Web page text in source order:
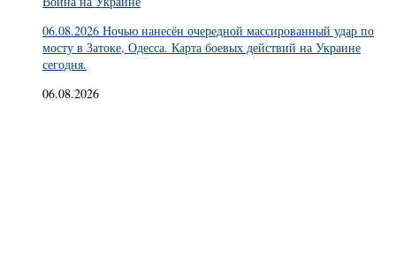
06.08.2026 Ночью нанесён очередной массированный удар по
мосту в Затоке, Одесса. Карта боевых действий на Украине
сегодня.
06.08.2026